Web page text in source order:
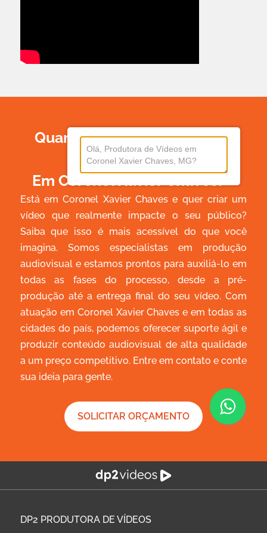
Quanto Custa Produzir Um
Vídeo
Em Coronel Xavier Chaves?
Está em Coronel Xavier Chaves e quer criar um
vídeo que realmente impacte o seu público?
Saiba que isso é mais acessível do que você
imagina. Somos especialistas em produção
audiovisual e estamos prontos para auxiliá-lo em
todas as fases do processo, desde a pré-
produção até a entrega final do seu vídeo. Com
atuação em Coronel Xavier Chaves e em todas as
cidades do país, podemos oferecer suporte ágil e
produzir conteúdo audiovisual de alta qualidade
a um preço competitivo. Entre em contato e conte
sua ideia para gente.
SOLICITAR ORÇAMENTO
DP2 PRODUTORA DE VÍDEOS